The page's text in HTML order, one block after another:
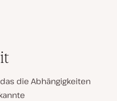
die Abhängigkeiten